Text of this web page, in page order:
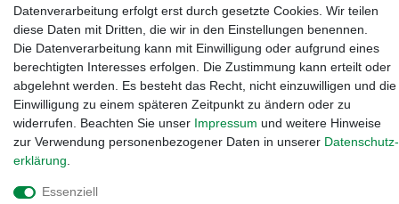
Widerrufs­recht
Datenverarbeitung erfolgt erst durch gesetzte Cookies. Wir teilen
diese Daten mit Dritten, die wir in den Einstellungen benennen.
Die Datenverarbeitung kann mit Einwilligung oder aufgrund eines
berechtigten Interesses erfolgen. Die Zustimmung kann erteilt oder
abgelehnt werden. Es besteht das Recht, nicht einzuwilligen und die
Einwilligung zu einem späteren Zeitpunkt zu ändern oder zu
widerrufen. Beachten Sie unser Impressum und weitere Hinweise
zur Verwendung personenbezogener Daten in unserer Daten­schutz­
erklärung
Essenziell